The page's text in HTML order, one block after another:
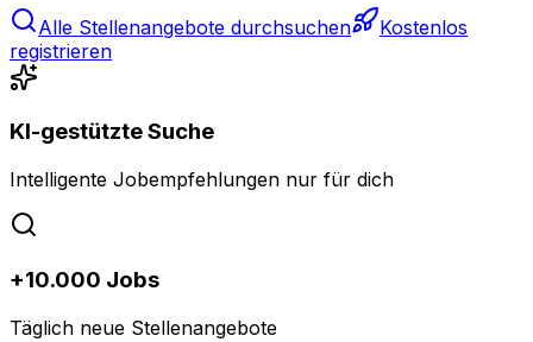
Alle Stellenangebote durchsuchen
Kostenlos
registrieren
KI-gestützte Suche
Intelligente Jobempfehlungen nur für dich
+10.000 Jobs
Täglich neue Stellenangebote